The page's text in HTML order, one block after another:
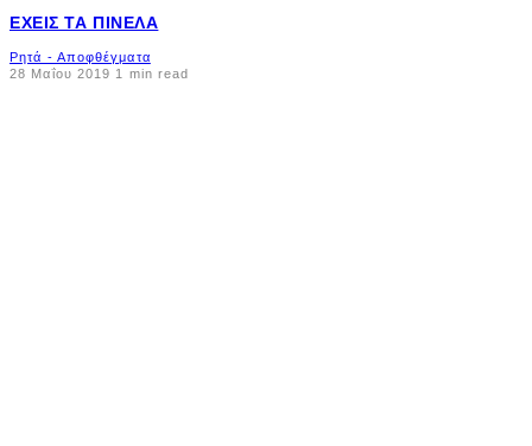
ΈΧΕΙΣ ΤΑ ΠΙΝΈΛΑ
Ρητά - Αποφθέγματα
28 Μαΐου 2019 1 min read